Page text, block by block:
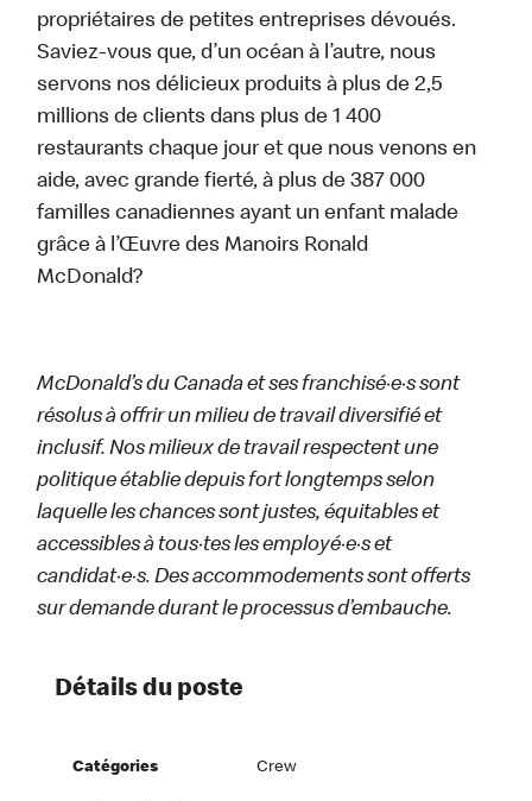
propriétaires de petites entreprises dévoués.
Saviez-vous que, d’un océan à l’autre, nous
servons nos délicieux produits à plus de 2,5
millions de clients dans plus de 1 400
restaurants chaque jour et que nous venons en
aide, avec grande fierté, à plus de 387 000
familles canadiennes ayant un enfant malade
grâce à l’Œuvre des Manoirs Ronald
McDonald?
McDonald’s du Canada et ses franchisé·e·s sont
résolus à offrir un milieu de travail diversifié et
inclusif. Nos milieux de travail respectent une
politique établie depuis fort longtemps selon
laquelle les chances sont justes, équitables et
accessibles à tous·tes les employé·e·s et
candidat·e·s. Des accommodements sont offerts
sur demande durant le processus d’embauche.
Détails du poste
Catégories Crew